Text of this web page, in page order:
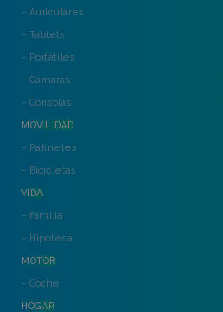
– Auriculares
– Tablets
– Portátiles
– Cámaras
– Consolas
MOVILIDAD
– Patinetes
– Bicicletas
VIDA
– Familia
– Hipoteca
MOTOR
– Coche
HOGAR